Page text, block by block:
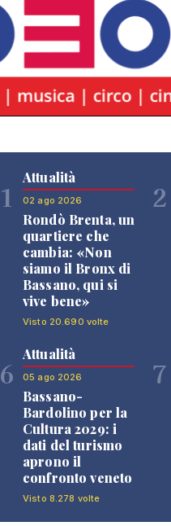
1
Attualità
02 ago 2026
Rondò Brenta, un
quartiere che
cambia: «Non
siamo il Bronx di
Bassano, qui si
vive bene»
Visto 20.690 volte
2
6
Attualità
05 ago 2026
Bassano-
Bardolino per la
Cultura 2029: i
dati del turismo
aprono il
confronto veneto
Visto 8.278 volte
7